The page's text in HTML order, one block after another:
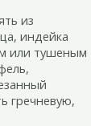
из
индейка
или тушеным
гречневую,